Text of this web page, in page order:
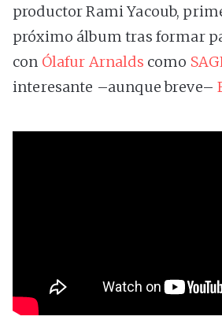
productor Rami Yacoub,
próximo álbum tras formar
con Ólafur Arnalds como
interesante –aunque breve–